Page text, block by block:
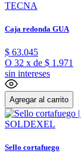
TECNA
Caja redonda GUA
$ 63.045
O 32 x de $ 1.971
sin intereses
Agregar al carrito
SOLDEXEL
Sello cortafuego